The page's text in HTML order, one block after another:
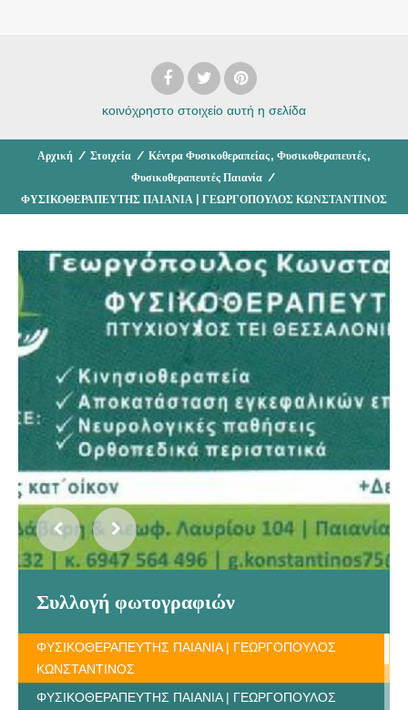
κοινόχρηστο στοιχείο αυτή η σελίδα
Αρχική / Στοιχεία / Κέντρα Φυσικοθεραπείας, Φυσικοθεραπευτές,
Φυσικοθεραπευτές Παιανία /
ΦΥΣΙΚΟΘΕΡΑΠΕΥΤΗΣ ΠΑΙΑΝΙΑ | ΓΕΩΡΓΟΠΟΥΛΟΣ ΚΩΝΣΤΑΝΤΙΝΟΣ
Συλλογή φωτογραφιών
ΦΥΣΙΚΟΘΕΡΑΠΕΥΤΗΣ ΠΑΙΑΝΙΑ | ΓΕΩΡΓΟΠΟΥΛΟΣ
ΚΩΝΣΤΑΝΤΙΝΟΣ
ΦΥΣΙΚΟΘΕΡΑΠΕΥΤΗΣ ΠΑΙΑΝΙΑ | ΓΕΩΡΓΟΠΟΥΛΟΣ